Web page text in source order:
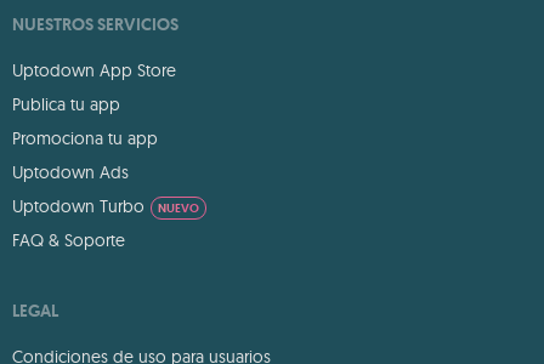
NUESTROS SERVICIOS
Uptodown App Store
Publica tu app
Promociona tu app
Uptodown Ads
Uptodown Turbo
NUEVO
FAQ & Soporte
LEGAL
Condiciones de uso para usuarios